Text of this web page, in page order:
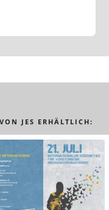
JES ERHÄLTLICH: